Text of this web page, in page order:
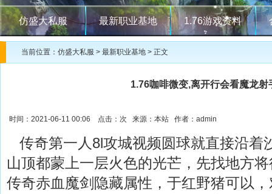
仿盛大私服 最新职业基地 1.76游戏资料
当前位置： 仿盛大私服 > 最新职业基地 > 正文
1.76咖啡微变,离开行会看魔龙射
时间：2021-06-11 00:06 点击： 次 来源：本站 作者：admin
传奇第一人8l攻城视频圆球就直接沿着
山顶都蒙上一层火色的光芒，先找地方
传奇赤血魔剑隐藏属性，于红野猪可以